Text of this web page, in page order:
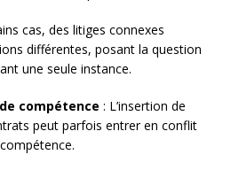
cas, des litiges connexes
différentes, posant la question
une seule instance.
compétence : L’insertion de
peut parfois entrer en conflit